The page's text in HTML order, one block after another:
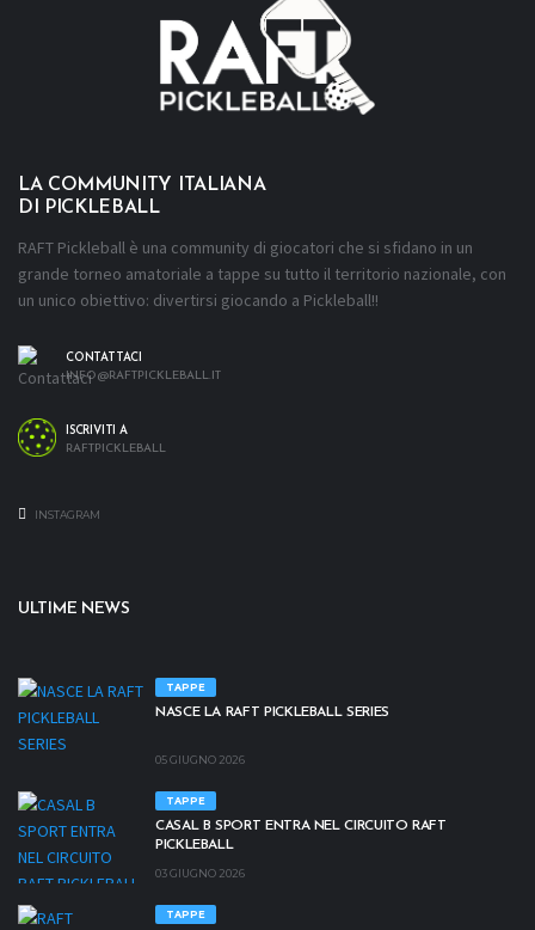
LA COMMUNITY ITALIANA
DI PICKLEBALL
RAFT Pickleball è una community di giocatori che si sfidano in un
grande torneo amatoriale a tappe su tutto il territorio nazionale, con
un unico obiettivo: divertirsi giocando a Pickleball!!
CONTATTACI
INFO@RAFTPICKLEBALL.IT
ISCRIVITI A
RAFTPICKLEBALL
INSTAGRAM
ULTIME NEWS
TAPPE
NASCE LA RAFT PICKLEBALL SERIES
05 GIUGNO 2026
TAPPE
CASAL B SPORT ENTRA NEL CIRCUITO RAFT
PICKLEBALL
03 GIUGNO 2026
TAPPE